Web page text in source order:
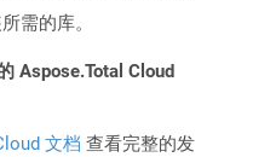
需的库。
Aspose.Total Cloud
文档 查看完整的发